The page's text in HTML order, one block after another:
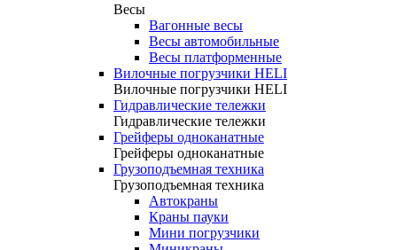
Весы
Вагонные весы
Весы автомобильные
Весы платформенные
Вилочные погрузчики HELI
Вилочные погрузчики HELI
Гидравлические тележки
Гидравлические тележки
Грейферы одноканатные
Грейферы одноканатные
Грузоподъемная техника
Грузоподъемная техника
Автокраны
Краны пауки
Мини погрузчики